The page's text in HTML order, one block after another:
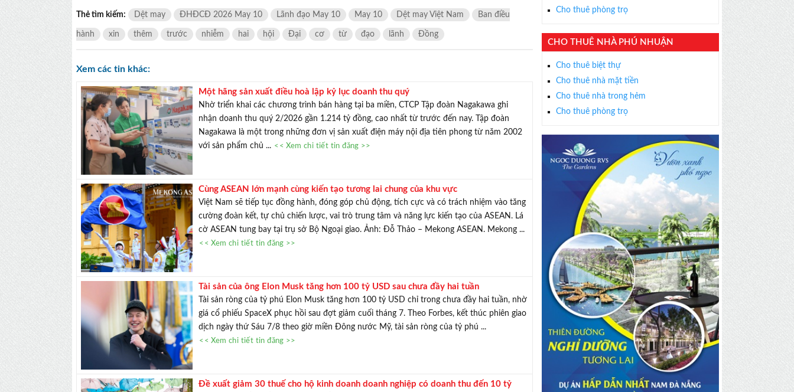
Thẻ tìm kiếm: Dệt may ĐHĐCĐ 2026 May 10 Lãnh đạo May 10 May 10 Dệt may Việt Nam Ban điều
hành xin thêm trước nhiễm hai hội Đại cơ từ đạo lãnh Đồng
Xem các tin khác:
Một hãng sản xuất điều hoà lập kỷ lục doanh thu quý
Nhờ triển khai các chương trình bán hàng tại ba miền, CTCP Tập đoàn Nagakawa ghi
nhận doanh thu quý 2/2026 gần 1.214 tỷ đồng, cao nhất từ trước đến nay. Tập đoàn
Nagakawa là một trong những đơn vị sản xuất điện máy nội địa tiên phong từ năm 2002
với sản phẩm chủ ... << Xem chi tiết tin đăng >>
Cùng ASEAN lớn mạnh cùng kiến tạo tương lai chung của khu vực
Việt Nam sẽ tiếp tục đồng hành, đóng góp chủ động, tích cực và có trách nhiệm vào tăng
cường đoàn kết, tự chủ chiến lược, vai trò trung tâm và năng lực kiến tạo của ASEAN. Lá
cờ ASEAN tung bay tại trụ sở Bộ Ngoại giao. Ảnh: Đỗ Thảo – Mekong ASEAN. Mekong ...
<< Xem chi tiết tin đăng >>
Tài sản của ông Elon Musk tăng hơn 100 tỷ USD sau chưa đầy hai tuần
Tài sản ròng của tỷ phú Elon Musk tăng hơn 100 tỷ USD chỉ trong chưa đầy hai tuần, nhờ
giá cổ phiếu SpaceX phục hồi sau đợt giảm cuối tháng 7. Theo Forbes, kết thúc phiên giao
dịch ngày thứ Sáu 7/8 theo giờ miền Đông nước Mỹ, tài sản ròng của tỷ phú ...
<< Xem chi tiết tin đăng >>
Đề xuất giảm 30 thuế cho hộ kinh doanh doanh nghiệp có doanh thu đến 10 tỷ
Cho thuê phòng trọ
CHO THUÊ NHÀ PHÚ NHUẬN
Cho thuê biệt thự
Cho thuê nhà mặt tiền
Cho thuê nhà trong hẻm
Cho thuê phòng trọ